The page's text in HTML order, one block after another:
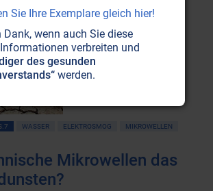
WASSER ELEKTROSMOG
MIKROWELLEN
Mikrowellen das
Sie Ihre Exemplare gleich hier!
Dank, wenn auch Sie diese
verbreiten und
des gesunden
werden.